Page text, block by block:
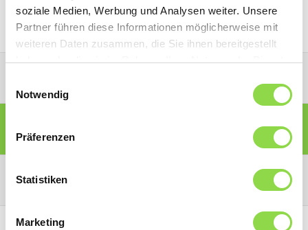
soziale Medien, Werbung und Analysen weiter. Unsere
Partner führen diese Informationen möglicherweise mit
weiteren Daten zusammen, die Sie ihnen bereitgestellt
haben oder die sie im Rahmen Ihrer Nutzung der Dienste
Notwendig
Präferenzen
Statistiken
Marketing